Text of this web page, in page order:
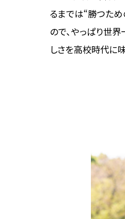
るまでは“勝つた
ので、やっぱり世
しさを高校時代に